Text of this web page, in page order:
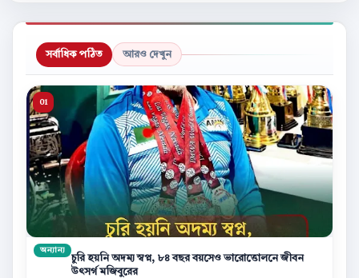
সর্বাধিক পঠিত আরও দেখুন
অন্যান্য
চুরি হয়নি অদম্য স্বপ্ন, ৮৪ বছর বয়সেও ভারোত্তোলনে জীবন
উৎসর্গ মজিবুরের